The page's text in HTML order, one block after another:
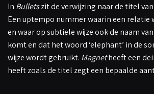
In Bulletszit de verwijzing naar de titel
Een uptempo nummer waarin een relatie
en waar op subtiele wijze ook de naam
komt en dat het woord ‘elephant’ in de
wijze wordt gebruikt. Magnetheeft een
heeft zoals de titel zegt een bepaalde